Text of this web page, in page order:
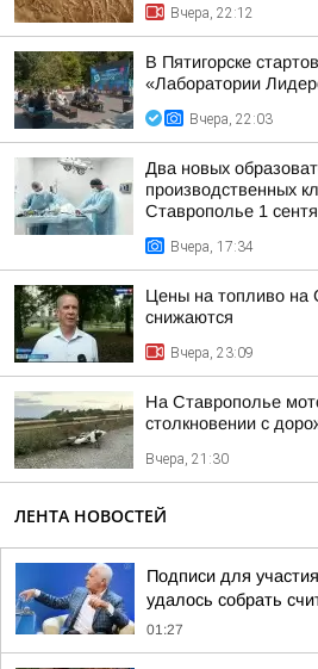
Вчера, 22:12
В Пятигорске
«Лаборатории
Вчера, 22:03
Два новых
производственных
Ставрополье 1
Вчера, 17:34
Цены на топливо на
снижаются
Вчера, 23:09
На Ставрополье
столкновении с
Вчера, 21:30
ЛЕНТА НОВОСТЕЙ
Подписи для
удалось собрать
01:27